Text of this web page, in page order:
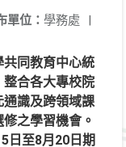
單位： 學務處 |
同教育中心統
合各大專校院
識及跨領域課
之學習機會。
日至8月20日期